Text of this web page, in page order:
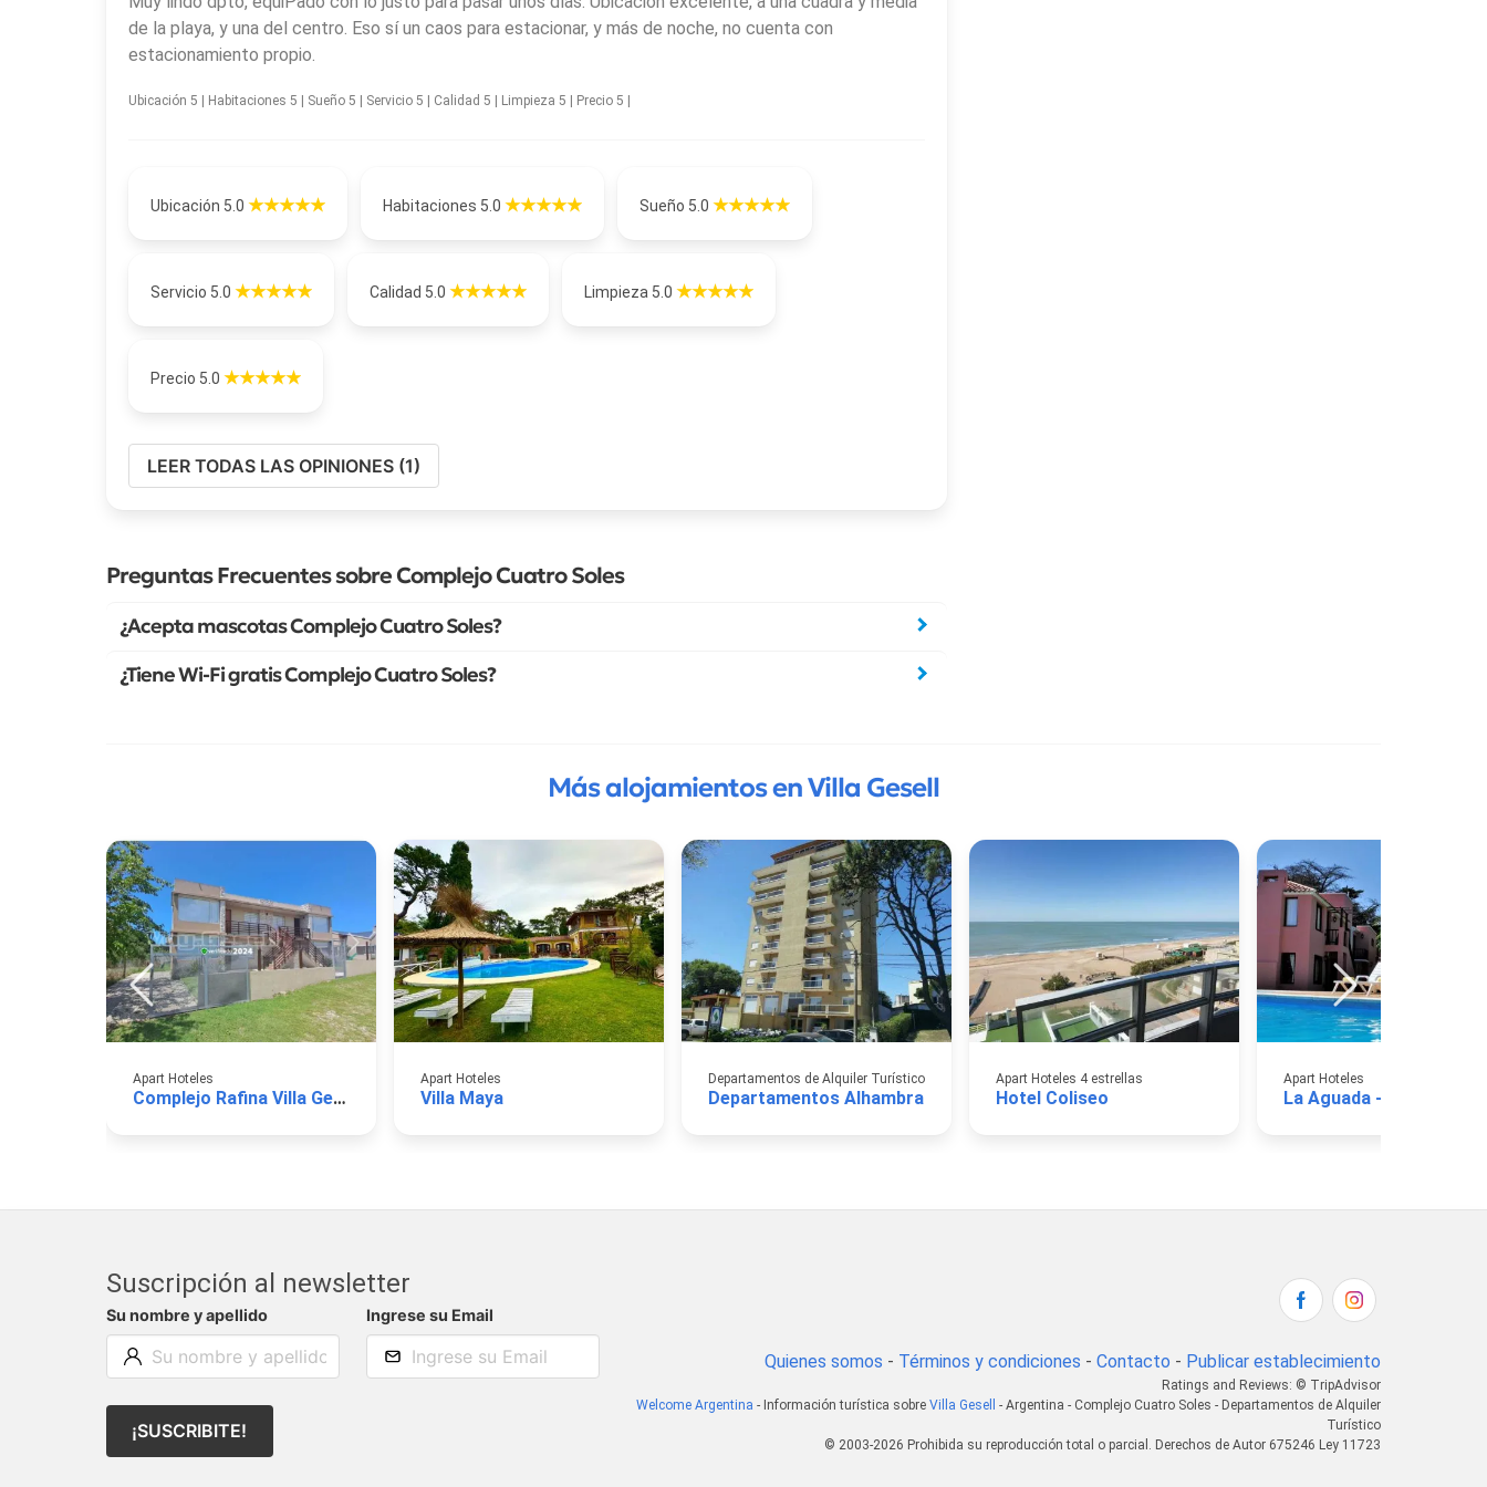
de la playa, y una del centro. Eso sí un caos para estacionar, y más de noche, no cuenta con
estacionamiento propio.
Ubicación 5 | Habitaciones 5 | Sueño 5 | Servicio 5 | Calidad 5 | Limpieza 5 | Precio 5 |
Ubicación 5.0 Habitaciones 5.0 Sueño 5.0
Servicio 5.0 Calidad 5.0 Limpieza 5.0
Precio 5.0
LEER TODAS LAS OPINIONES (1)
Preguntas Frecuentes sobre Complejo Cuatro Soles
¿Acepta mascotas Complejo Cuatro Soles?
¿Tiene Wi-Fi gratis Complejo Cuatro Soles?
Más alojamientos en Villa Gesell
Apart Hoteles
Complejo Rafina Villa Gesell
Apart Hoteles
Villa Maya
Departamentos de Alquiler Turístico
Departamentos Alhambra
Apart Hoteles 4 estrellas
Hotel Coliseo
Apart Hoteles
La Aguada - Villa de Mar
Suscripción al newsletter
Su nombre y apellido Ingrese su Email
¡SUSCRIBITE!
Quienes somos - Términos y condiciones - Contacto - Publicar establecimiento
Ratings and Reviews: © TripAdvisor
Welcome Argentina - Información turística sobre Villa Gesell
- Argentina - Complejo Cuatro Soles - Departamentos de Alquiler
Turístico
© 2003-2026 Prohibida su reproducción total o parcial. Derechos de Autor 675246 Ley 11723